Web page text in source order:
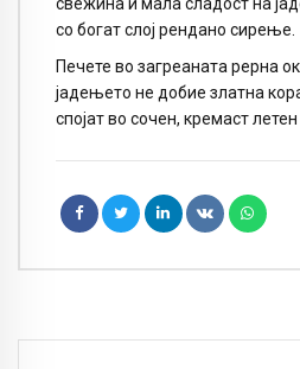
свежина и мала сладост на
со богат слој рендано сирење.
Печете во загреаната рерна
јадењето не добие златна
спојат во сочен, кремаст летен